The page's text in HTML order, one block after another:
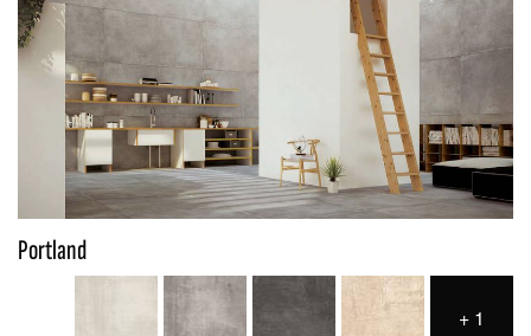
Portland
+ 1